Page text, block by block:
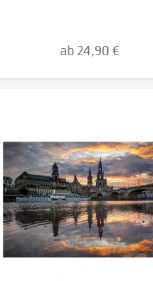
ab 24,90 €